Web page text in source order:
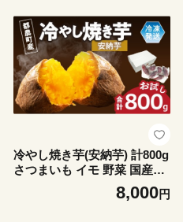
冷やし焼き芋(安納芋) 計800g
さつまいも イモ 野菜 国産_T
8,000円